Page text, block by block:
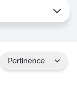
Pertinence